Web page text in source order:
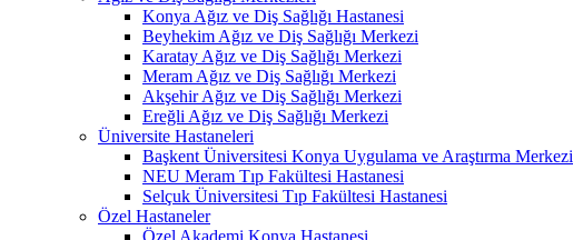
Konya Ağız ve Diş Sağlığı Hastanesi
Beyhekim Ağız ve Diş Sağlığı Merkezi
Karatay Ağız ve Diş Sağlığı Merkezi
Meram Ağız ve Diş Sağlığı Merkezi
Akşehir Ağız ve Diş Sağlığı Merkezi
Ereğli Ağız ve Diş Sağlığı Merkezi
Üniversite Hastaneleri
Başkent Üniversitesi Konya Uygulama ve Araştırma Merkezi
NEU Meram Tıp Fakültesi Hastanesi
Selçuk Üniversitesi Tıp Fakültesi Hastanesi
Özel Hastaneler
Özel Akademi Konya Hastanesi